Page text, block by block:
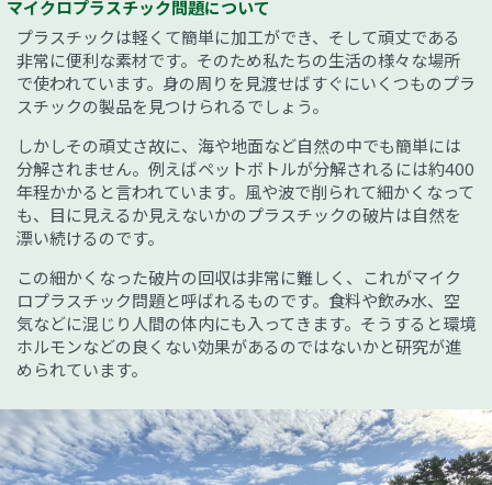
マイクロプラスチック問題について
プラスチックは軽くて簡単に加工ができ、そして頑丈である
非常に便利な素材です。そのため私たちの生活の様々な場所
で使われています。身の周りを見渡せばすぐにいくつものプラ
スチックの製品を見つけられるでしょう。
しかしその頑丈さ故に、海や地面など自然の中でも簡単には
分解されません。例えばペットボトルが分解されるには約400
年程かかると言われています。風や波で削られて細かくなって
も、目に見えるか見えないかのプラスチックの破片は自然を
漂い続けるのです。
この細かくなった破片の回収は非常に難しく、これがマイク
ロプラスチック問題と呼ばれるものです。食料や飲み水、空
気などに混じり人間の体内にも入ってきます。そうすると環境
ホルモンなどの良くない効果があるのではないかと研究が進
められています。